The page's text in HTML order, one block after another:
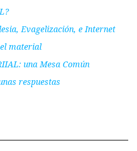
Evagelización, e Internet
material
una Mesa Común
respuestas